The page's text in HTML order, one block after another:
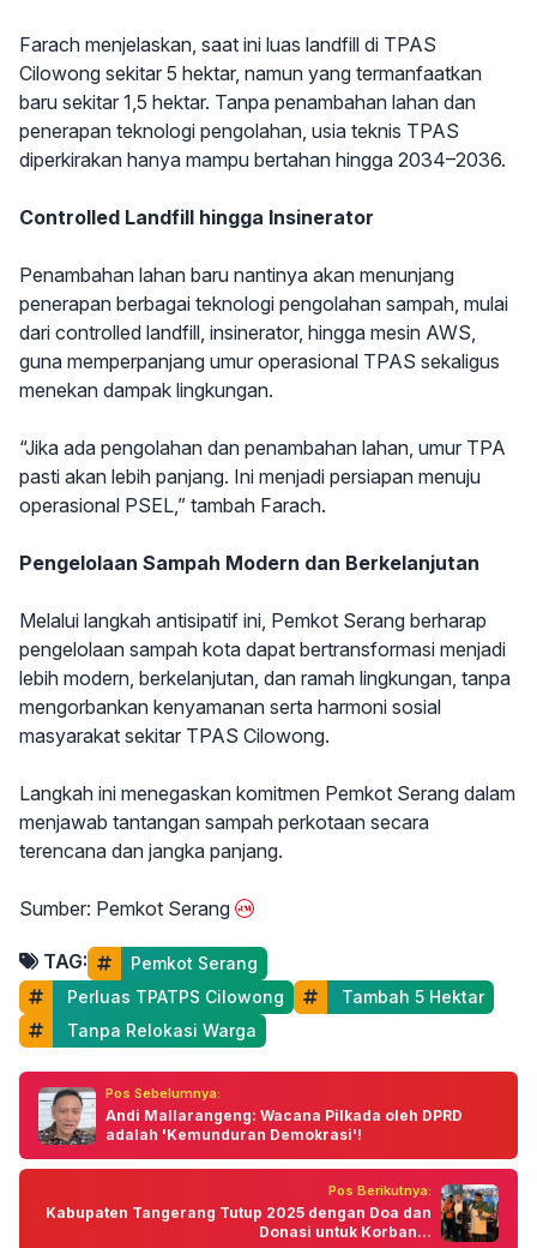
Farach menjelaskan, saat ini luas landfill di TPAS
Cilowong sekitar 5 hektar, namun yang termanfaatkan
baru sekitar 1,5 hektar. Tanpa penambahan lahan dan
penerapan teknologi pengolahan, usia teknis TPAS
diperkirakan hanya mampu bertahan hingga 2034–2036.
Controlled Landfill hingga Insinerator
Penambahan lahan baru nantinya akan menunjang
penerapan berbagai teknologi pengolahan sampah, mulai
dari controlled landfill, insinerator, hingga mesin AWS,
guna memperpanjang umur operasional TPAS sekaligus
menekan dampak lingkungan.
“Jika ada pengolahan dan penambahan lahan, umur TPA
pasti akan lebih panjang. Ini menjadi persiapan menuju
operasional PSEL,” tambah Farach.
Pengelolaan Sampah Modern dan Berkelanjutan
Melalui langkah antisipatif ini, Pemkot Serang berharap
pengelolaan sampah kota dapat bertransformasi menjadi
lebih modern, berkelanjutan, dan ramah lingkungan, tanpa
mengorbankan kenyamanan serta harmoni sosial
masyarakat sekitar TPAS Cilowong.
Langkah ini menegaskan komitmen Pemkot Serang dalam
menjawab tantangan sampah perkotaan secara
terencana dan jangka panjang.
Sumber: Pemkot Serang
TAG:
Pemkot Serang
Perluas TPATPS Cilowong
Tambah 5 Hektar
Tanpa Relokasi Warga
Pos Sebelumnya:
Andi Mallarangeng: Wacana Pilkada oleh DPRD
adalah 'Kemunduran Demokrasi'!
Pos Berikutnya:
Kabupaten Tangerang Tutup 2025 dengan Doa dan
Donasi untuk Korban...